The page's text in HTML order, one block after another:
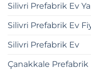
Silivri Prefabrik Ev
Silivri Prefabrik Ev
Silivri Prefabrik Ev
Çanakkale Prefabrik